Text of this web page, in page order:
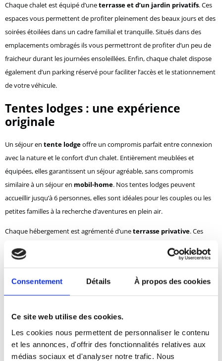
Consentement Détails À propos des cookies
Ce site web utilise des cookies.
Les cookies nous permettent de personnaliser le contenu
et les annonces, d'offrir des fonctionnalités relatives aux
médias sociaux et d'analyser notre trafic. Nous
Chaque chalet est équipé d’uneterrasse et d’un jardin privatifs. Ces
espaces vous permettent de profiter pleinement des beaux jours et des
soirées étoilées dans un cadre familial et tranquille. Situés dans des
emplacements ombragés ils vous permettront de profiter d’un peu de
fraicheur durant les journées ensoleillées. Enfin, chaque chalet dispose
également d’un parking réservé pour faciliter l’accès et le stationnement
de votre véhicule.
Tentes lodges : une expérience
originale
Un séjour en tente lodgeoffre un compromis parfait entre connexion
avec la nature et le confort d’un chalet. Entièrement meublées et
équipées, elles garantissent un séjour agréable, sans compromis
similaire à un séjour en mobil-home. Nos tentes lodges peuvent
accueillir jusqu’à 6 personnes, elles sont idéales pour les couples ou les
petites familles à la recherche d’aventures en plein air.
Chaque hébergement est agrémenté d’uneterrasse privative. Ces
pour se rassembler autour d’un jeu de société le soir à la fraîche. Ces
hébergements originauxvous offrent une expérience immersive et
authentique tout en bénéficiant du confort nécessaire pour un séjour
reposant.
Gîtes : pour une ambiance familiale
Nos cottages en Lozère, fabriqués en bois et en pierre offrent un
grand confort pour les vacanciers en quête d’une ambiance familiale et